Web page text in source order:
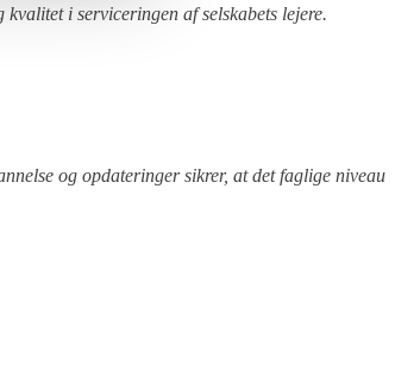
i serviceringen af selskabets lejere.
og opdateringer sikrer, at det faglige niveau